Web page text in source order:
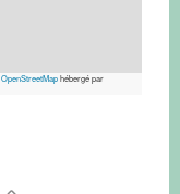
hébergé par